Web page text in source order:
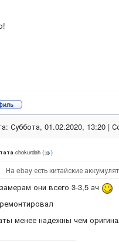
Суббота, 01.02.2020, 13:20 |
chokurdah ( )
На ebay есть китайские
они всего 3-3,5 ач
менее надежны чем